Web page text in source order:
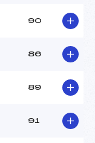
90
86
89
91